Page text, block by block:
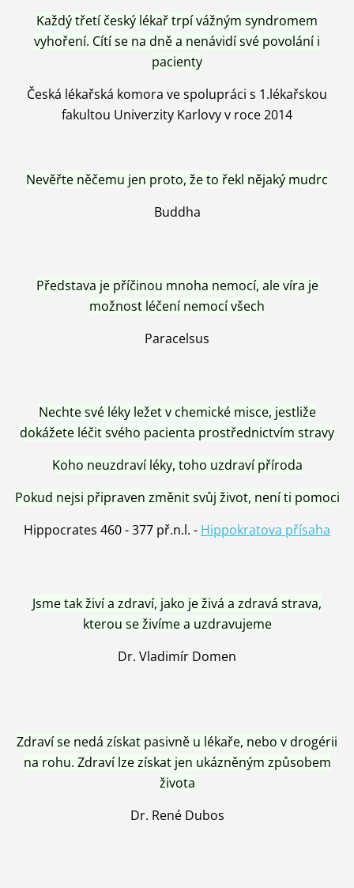
Každý třetí český lékař trpí vážným syndromem
vyhoření. Cítí se na dně a nenávidí své povolání i
pacienty
Česká lékařská komora ve spolupráci s 1.lékařskou
fakultou Univerzity Karlovy v roce 2014
Nevěřte něčemu jen proto, že to řekl nějaký mudrc
Buddha
Představa je příčinou mnoha nemocí, ale víra je
možnost léčení nemocí všech
Paracelsus
Nechte své léky ležet v chemické misce, jestliže
dokážete léčit svého pacienta prostřednictvím stravy
Koho neuzdraví léky, toho uzdraví příroda
Pokud nejsi připraven změnit svůj život, není ti pomoci
Hippocrates 460 - 377 př.n.l. - Hippokratova přísaha
Jsme tak živí a zdraví, jako je živá a zdravá strava,
kterou se živíme a uzdravujeme
Dr. Vladimír Domen
Zdraví se nedá získat pasivně u lékaře, nebo v drogérii
na rohu. Zdraví lze získat jen ukázněným způsobem
života
Dr. René Dubos